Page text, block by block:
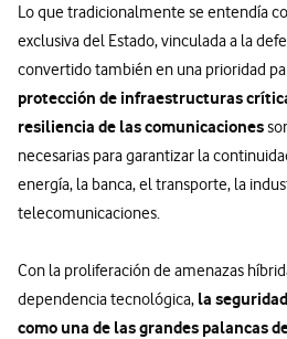
Lo que tradicionalmente se entendía
exclusiva del Estado, vinculada a la
convertido también en una prioridad
protección de infraestructuras
resiliencia de las comunicaciones
necesarias para garantizar la
energía, la banca, el transporte, la
telecomunicaciones.
Con la proliferación de amenazas
dependencia tecnológica, la
como una de las grandes palancas